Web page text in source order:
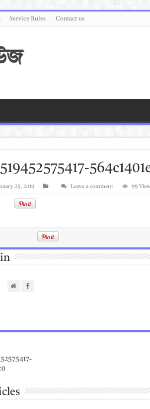
Service Rules Contact us
25, 2019 Leave a comment 99